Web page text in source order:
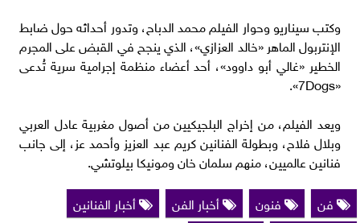
وكتب سيناريو وحوار الفيلم محمد الدباح، وتدور أحداثه حول ضابط
الإنتربول الماهر «خالد العزازي»، الذي ينجح في القبض على المجرم
الخطير «غالي أبو داوود»، أحد أعضاء منظمة إجرامية سرية تُدعى
«7Dogs».
ويعد الفيلم، من إخراج البلجيكيين من أصول مغربية عادل العربي
وبلال فلاح، وبطولة الفنانين كريم عبد العزيز وأحمد عز، إلى جانب
فنانين عالميين، منهم سلمان خان ومونيكا بيلوتشي.
فن
فنون أخبار الفن
أخبار الفنانين